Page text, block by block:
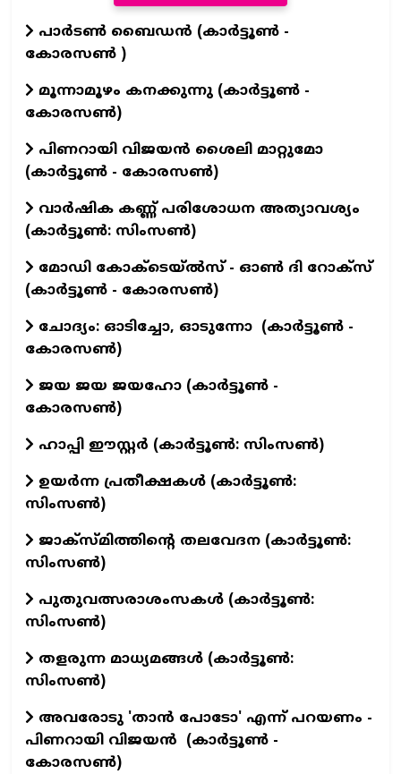
പാർടൺ ബൈഡൻ (കാർട്ടൂൺ -
കോരസൺ )
മൂന്നാമൂഴം കനക്കുന്നു (കാർട്ടൂൺ -
കോരസൺ)
പിണറായി വിജയൻ ശൈലി മാറ്റുമോ
(കാർട്ടൂൺ - കോരസൺ)
വാര്‍ഷിക കണ്ണ് പരിശോധന അത്യാവശ്യം
(കാര്‍ട്ടൂണ്‍: സിംസണ്‍)
മോഡി കോക്‌ടെയ്ൽസ് - ഓൺ ദി റോക്‌സ്
(കാർട്ടൂൺ - കോരസൺ)
ചോദ്യം: ഓടിച്ചോ, ഓടുന്നോ (കാർട്ടൂൺ -
കോരസൺ)
ജയ ജയ ജയഹോ (കാർട്ടൂൺ -
കോരസൺ)
ഹാപ്പി ഈസ്റ്റര്‍ (കാര്‍ട്ടൂണ്‍: സിംസണ്‍)
ഉയര്‍ന്ന പ്രതീക്ഷകള്‍ (കാര്‍ട്ടൂണ്‍:
സിംസണ്‍)
ജാക്‌സ്മിത്തിന്റെ തലവേദന (കാര്‍ട്ടൂണ്‍:
സിംസണ്‍)
പുതുവത്സരാശംസകള്‍ (കാര്‍ട്ടൂണ്‍:
സിംസണ്‍)
തളരുന്ന മാധ്യമങ്ങള്‍ (കാര്‍ട്ടൂണ്‍:
സിംസണ്‍)
അവരോടു 'താൻ പോടോ' എന്ന് പറയണം -
പിണറായി വിജയൻ (കാർട്ടൂൺ -
കോരസൺ)